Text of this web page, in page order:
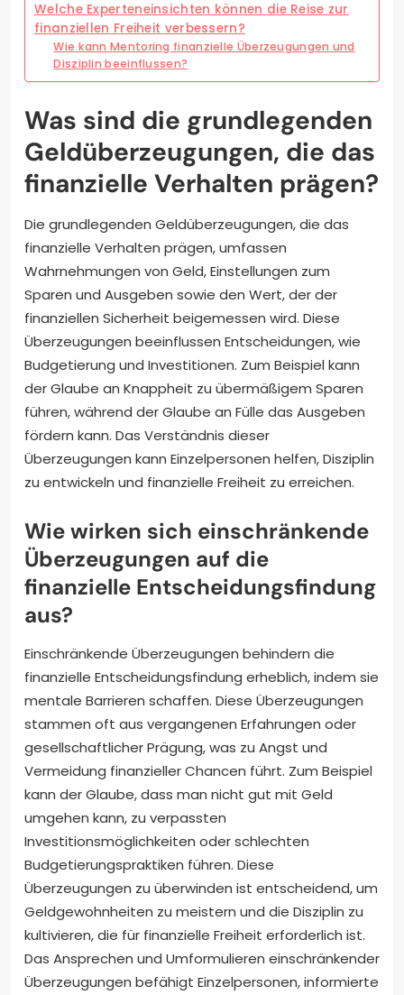
Welche Experteneinsichten können die Reise zur
finanziellen Freiheit verbessern?
Wie kann Mentoring finanzielle Überzeugungen und
Disziplin beeinflussen?
Was sind die grundlegenden
Geldüberzeugungen, die das
finanzielle Verhalten prägen?
Die grundlegenden Geldüberzeugungen, die das
finanzielle Verhalten prägen, umfassen
Wahrnehmungen von Geld, Einstellungen zum
Sparen und Ausgeben sowie den Wert, der der
finanziellen Sicherheit beigemessen wird. Diese
Überzeugungen beeinflussen Entscheidungen, wie
Budgetierung und Investitionen. Zum Beispiel kann
der Glaube an Knappheit zu übermäßigem Sparen
führen, während der Glaube an Fülle das Ausgeben
fördern kann. Das Verständnis dieser
Überzeugungen kann Einzelpersonen helfen, Disziplin
zu entwickeln und finanzielle Freiheit zu erreichen.
Wie wirken sich einschränkende
Überzeugungen auf die
finanzielle Entscheidungsfindung
aus?
Einschränkende Überzeugungen behindern die
finanzielle Entscheidungsfindung erheblich, indem sie
mentale Barrieren schaffen. Diese Überzeugungen
stammen oft aus vergangenen Erfahrungen oder
gesellschaftlicher Prägung, was zu Angst und
Vermeidung finanzieller Chancen führt. Zum Beispiel
kann der Glaube, dass man nicht gut mit Geld
umgehen kann, zu verpassten
Investitionsmöglichkeiten oder schlechten
Budgetierungspraktiken führen. Diese
Überzeugungen zu überwinden ist entscheidend, um
Geldgewohnheiten zu meistern und die Disziplin zu
kultivieren, die für finanzielle Freiheit erforderlich ist.
Das Ansprechen und Umformulieren einschränkender
Überzeugungen befähigt Einzelpersonen, informierte